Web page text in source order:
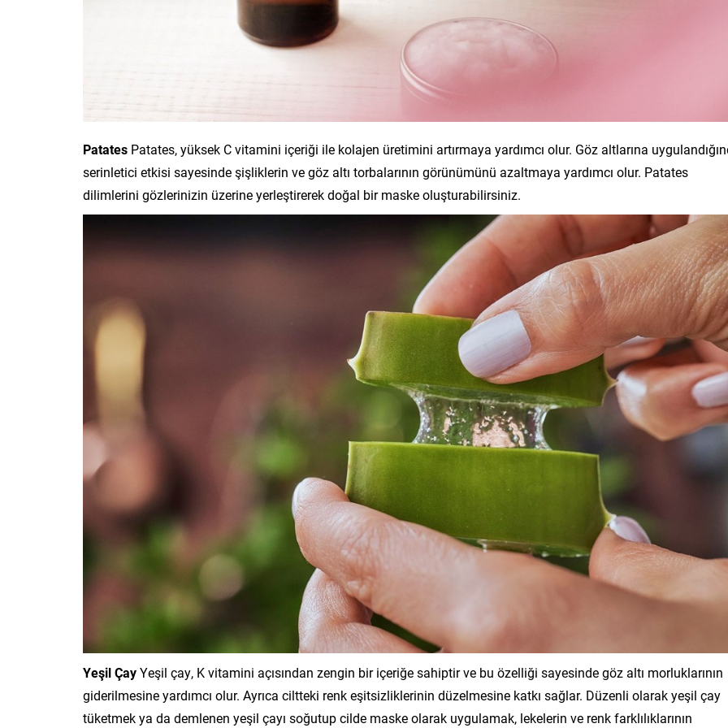
Patates Patates, yüksek C vitamini içeriği ile kolajen üretimini artırmaya yardımcı olur. Göz altlarına
serinletici etkisi sayesinde şişliklerin ve göz altı torbalarının görünümünü azaltmaya yardımcı olur. Patates
dilimlerini gözlerinizin üzerine yerleştirerek doğal bir maske oluşturabilirsiniz.
Yeşil ÇayYeşil çay, K vitamini açısından zengin bir içeriğe sahiptir ve bu özelliği sayesinde göz altı morluklarının
giderilmesine yardımcı olur. Ayrıca ciltteki renk eşitsizliklerinin düzelmesine katkı sağlar. Düzenli olarak yeşil çay
tüketmek ya da demlenen yeşil çayı soğutup cilde maske olarak uygulamak, lekelerin ve renk farklılıklarının